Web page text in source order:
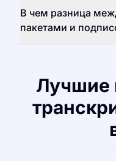
В чем разница
пакетами и
Лучшие